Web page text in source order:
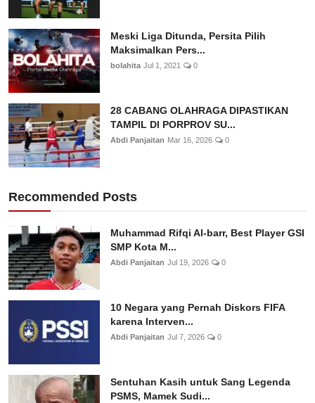
Meski Liga Ditunda, Persita Pilih
Maksimalkan Pers...
bolahita Jul 1, 2021 0
28 CABANG OLAHRAGA DIPASTIKAN
TAMPIL DI PORPROV SU...
Abdi Panjaitan Mar 16, 2026 0
Recommended Posts
Muhammad Rifqi Al-barr, Best Player GSI
SMP Kota M...
Abdi Panjaitan Jul 19, 2026 0
10 Negara yang Pernah Diskors FIFA
karena Interven...
Abdi Panjaitan Jul 7, 2026 0
Sentuhan Kasih untuk Sang Legenda
PSMS, Mamek Sudi...